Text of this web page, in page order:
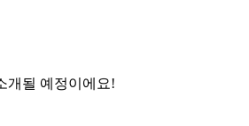
개될 예정이에요!